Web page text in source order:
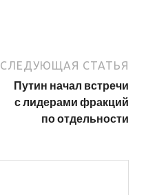
СЛЕДУЮЩАЯ СТАТЬЯ
Путин начал встречи
с лидерами фракций
по отдельности